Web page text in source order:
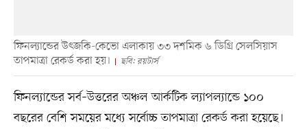
ফিনল্যান্ডের উৎজকি-কেভো এলাকায় ৩৩ দশমিক ৬ ডিগ্রি সেলসিয়াস
তাপমাত্রা রেকর্ড করা হয়।
ছবি: রয়টার্স
ফিনল্যান্ডের সর্ব–উত্তরের অঞ্চল আর্কটিক ল্যাপল্যান্ডে ১০০
বছরের বেশি সময়ের মধ্যে সর্বোচ্চ তাপমাত্রা রেকর্ড করা হয়েছে।